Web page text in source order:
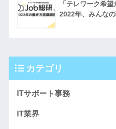
「テレワーク希
2022年、みんな
カテゴリ
ITサポート事務
IT業界